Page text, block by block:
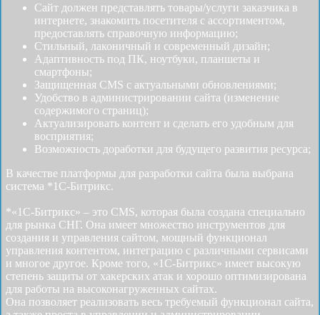
Сайт должен представлять товары/услуги заказчика в
интернете, знакомить посетителя с ассортиментом,
предоставлять справочную информацию;
Стильный, лаконичный и современный дизайн;
Адаптивность под ПК, ноутбуки, планшеты и
смартфоны;
Защищенная CMS с актуальными обновлениями;
Удобство в администрировании сайта (изменение
содержимого страниц);
Актуализировать контент и сделать его удобным для
восприятия;
Возможность доработки для будущего развития ресурса;
В качестве платформы для разработки сайта была выбрана
система *1С-Битрикс.
*«1С-Битрикс» – это CMS, которая была создана специально
для рынка СНГ. Она имеет множество инструментов для
создания и управления сайтом, мощный функционал
управления контентом, интеграцию с различными сервисами
и многое другое. Кроме того, «1С-Битрикс» имеет высокую
степень защиты от хакерских атак и хорошо оптимизирована
для работы на высоконагруженных сайтах.
Она позволяет реализовать весь требуемый функционал сайта,